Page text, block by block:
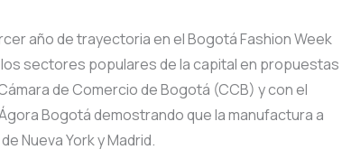
año de trayectoria en el Bogotá Fashion Week
sectores populares de la capital en propuestas
de Comercio de Bogotá (CCB) y con el
Bogotá demostrando que la manufactura a
Nueva York y Madrid.